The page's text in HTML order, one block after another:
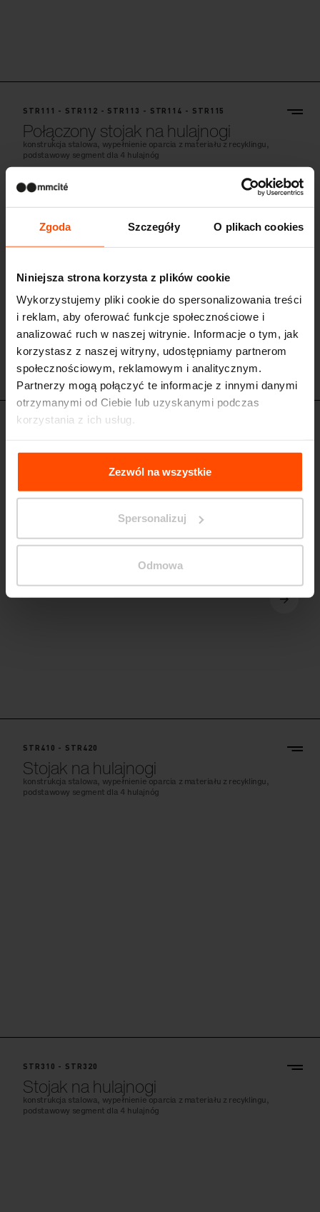
Zgoda Szczegóły O plikach cookies
Niniejsza strona korzysta z plików cookie
Wykorzystujemy pliki cookie do spersonalizowania treści
i reklam, aby oferować funkcje społecznościowe i
analizować ruch w naszej witrynie. Informacje o tym, jak
korzystasz z naszej witryny, udostępniamy partnerom
społecznościowym, reklamowym i analitycznym.
Partnerzy mogą połączyć te informacje z innymi danymi
otrzymanymi od Ciebie lub uzyskanymi podczas
korzystania z ich usług.
Więcej informacji można znaleźć na stroniePrinciples
Relating to the Processing Personal Data
Zezwól na wszystkie
Spersonalizuj
Odmowa
STR111 - STR112 - STR113 - STR114 - STR115
Połączony stojak na hulajnogi
konstrukcja stalowa, wypełnienie oparcia z materiału z recyklingu,
podstawowy segment dla 4 hulajnóg
Połączony stojak na hulajnogi
podstawowy segment dla 4 hulajnóg
STR410 - STR420
Stojak na hulajnogi
konstrukcja stalowa, wypełnienie oparcia z materiału z recyklingu,
podstawowy segment dla 4 hulajnóg
STR310 - STR320
Stojak na hulajnogi
konstrukcja stalowa, wypełnienie oparcia z materiału z recyklingu,
podstawowy segment dla 4 hulajnóg